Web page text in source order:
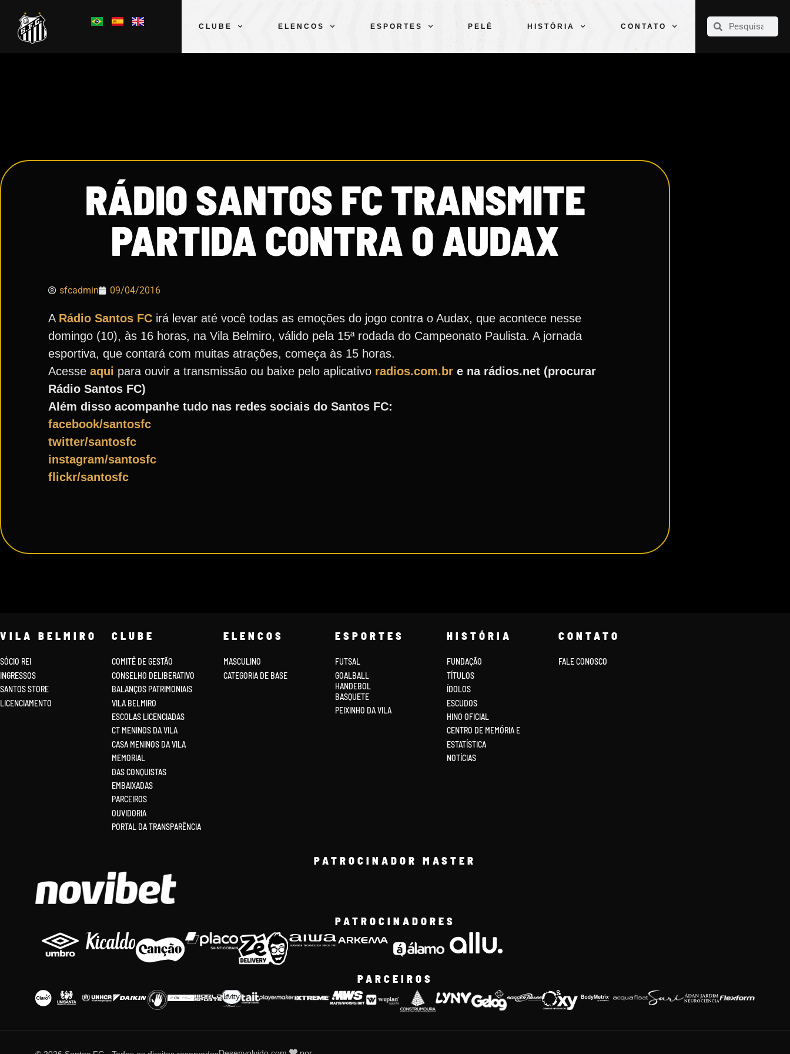
CLUBE ELENCOS ESPORTES PELÉ HISTÓRIA CONTATO
CLUBE
RÁDIO SANTOS FC TRANSMITE
PARTIDA CONTRA O AUDAX
sfcadmin 09/04/2016
A Rádio Santos FC irá levar até você todas as emoções do jogo contra o Audax, que acontece nesse
domingo (10), às 16 horas, na Vila Belmiro, válido pela 15ª rodada do Campeonato Paulista. A jornada
esportiva, que contará com muitas atrações, começa às 15 horas.
Acesse aqui para ouvir a transmissão ou baixe pelo aplicativo radios.com.br e na rádios.net (procurar
Rádio Santos FC)
Além disso acompanhe tudo nas redes sociais do Santos FC:
facebook/santosfc
twitter/santosfc
instagram/santosfc
flickr/santosfc
VILA BELMIRO
SÓCIO REI
INGRESSOS
SANTOS STORE
LICENCIAMENTO
CLUBE
COMITÊ DE GESTÃO
CONSELHO DELIBERATIVO
BALANÇOS PATRIMONIAIS
VILA BELMIRO
ESCOLAS LICENCIADAS
CT MENINOS DA VILA
CASA MENINOS DA VILA
MEMORIAL
DAS CONQUISTAS
EMBAIXADAS
PARCEIROS
OUVIDORIA
PORTAL DA TRANSPARÊNCIA
ELENCOS
MASCULINO
CATEGORIA DE BASE
ESPORTES
FUTSAL
GOALBALL
HANDEBOL
BASQUETE
PEIXINHO DA VILA
HISTÓRIA
FUNDAÇÃO
TÍTULOS
ÍDOLOS
ESCUDOS
HINO OFICIAL
CENTRO DE MEMÓRIA E
ESTATÍSTICA
NOTÍCIAS
CONTATO
FALE CONOSCO
PATROCINADOR MASTER
PATROCINADORES
PARCEIROS